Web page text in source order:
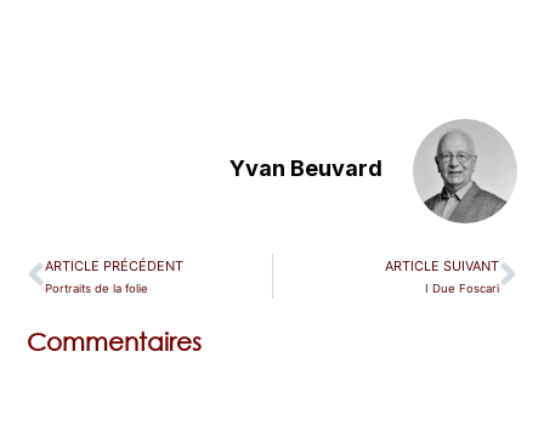
Yvan Beuvard
ARTICLE PRÉCÉDENT
Portraits de la folie
ARTICLE SUIVANT
I Due Foscari
Commentaires